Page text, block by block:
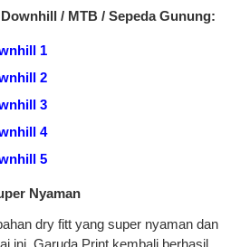
/ MTB / Sepeda Gunung:
1
2
3
4
5
Nyaman
dry fitt yang super nyaman dan